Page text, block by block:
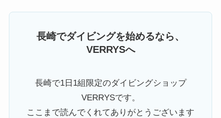
長崎でダイビングを始めるなら、
VERRYSへ
長崎で1日1組限定のダイビングショップ
VERRYSです。
ここまで読んでくれてありがとうございます